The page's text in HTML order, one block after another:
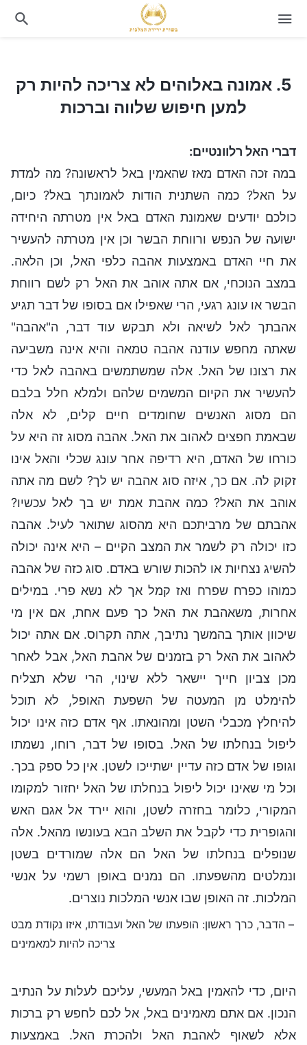
5. אמונה באלוהים לא צריכה להיות רק
למען חיפוש שלווה וברכות
דברי האל רלוונטיים:
במה זכה האדם מאז שהאמין באל לראשונה? מה למדת
על האל? כמה השתנית הודות לאמונתך באל? כיום,
כולכם יודעים שאמונת האדם באל אין מטרתה היחידה
ישועה של הנפש ורווחת הבשר וכן אין מטרתה להעשיר
את חיי האדם באמצעות אהבה כלפי האל, וכן הלאה.
במצב הנוכחי, אם אתה אוהב את האל רק לשם רווחת
הבשר או עונג רגעי, הרי שאפילו אם בסופו של דבר תגיע
אהבתך לאל לשיאה ולא תבקש עוד דבר, ה"אהבה"
שאתה מחפש עודנה אהבה טמאה והיא אינה משביעה
את רצונו של האל. אלה שמשתמשים באהבה לאל כדי
להעשיר את הקיום המשמים שלהם ולמלא חלל בלבם
הם מסוג האנשים שחומדים חיים קלים, לא אלה
שבאמת חפצים לאהוב את האל. אהבה מסוג זה היא על
כורחו של האדם, היא רדיפה אחר עונג שכלי והאל אינו
זקוק לה. אם כך, איזה סוג אהבה יש לך? לשם מה אתה
אוהב את האל? כמה אהבת אמת יש בך לאל עכשיו?
אהבתם של מרביתכם היא מהסוג שתואר לעיל. אהבה
כזו יכולה רק לשמר את המצב הקיים – היא אינה יכולה
להשיג נצחיות או להכות שורש באדם. סוג כזה של אהבה
כמוהו כפרח שפרח ואז קמל אך לא נשא פרי. במילים
אחרות, משאהבת את האל כך פעם אחת, אם אין מי
שיכוון אותך בהמשך נתיבך, אתה תקרוס. אם אתה יכול
לאהוב את האל רק בזמנים של אהבת האל, אבל לאחר
מכן צביון חייך יישאר ללא שינוי, הרי שלא תצליח
להימלט מן המעטה של השפעת האופל, לא תוכל
להיחלץ מכבלי השטן ומהונאתו. אף אדם כזה אינו יכול
ליפול בנחלתו של האל. בסופו של דבר, רוחו, נשמתו
וגופו של אדם כזה עדיין ישתייכו לשטן. אין כל ספק בכך.
וכל מי שאינו יכול ליפול בנחלתו של האל יחזור למקומו
המקורי, כלומר בחזרה לשטן, והוא יירד אל אגם האש
והגופרית כדי לקבל את השלב הבא בעונשו מהאל. אלה
שנופלים בנחלתו של האל הם אלה שמורדים בשטן
ונמלטים מהשפעתו. הם נמנים באופן רשמי על אנשי
המלכות. זה האופן שבו אנשי המלכות נוצרים.
– הדבר, כרך ראשון: הופעתו של האל ועבודתו, איזו נקודת מבט
צריכה להיות למאמינים
היום, כדי להאמין באל המעשי, עליכם לעלות על הנתיב
הנכון. אם אתם מאמינים באל, אל לכם לחפש רק ברכות
אלא לשאוף לאהבת האל ולהכרת האל. באמצעות